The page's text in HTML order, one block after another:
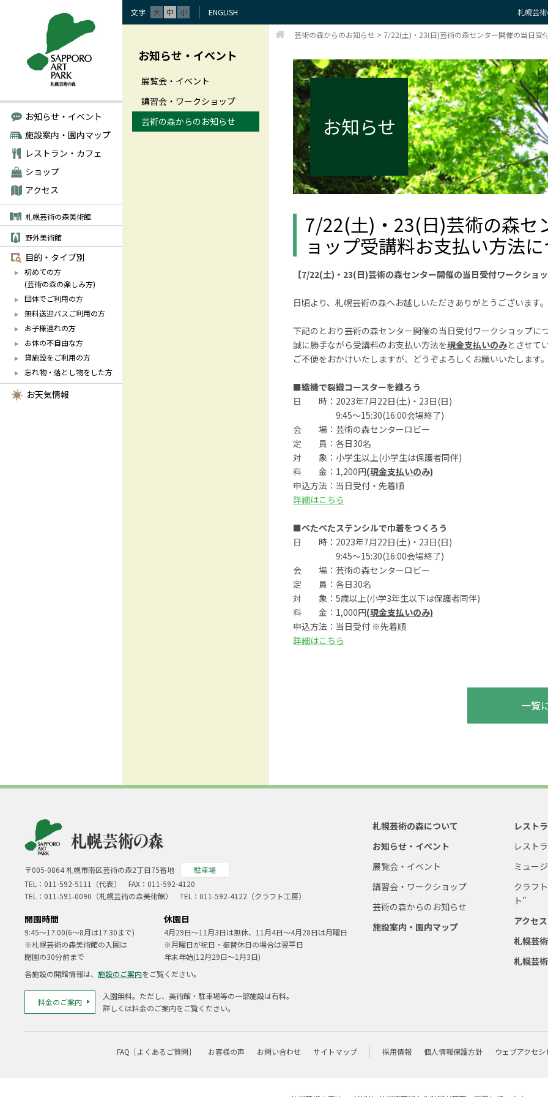
お知らせ・イベント
お知らせ・イベント
展覧会・イベント
講習会・ワークショップ
芸術の森からのお知らせ
施設案内・園内マップ
レストラン・カフェ
ショップ
アクセス
札幌芸術の森美術館
野外美術館
目的・タイプ別
初めての方
(芸術の森の楽しみ方)
団体でご利用の方
無料送迎バスご利用の方
お子様連れの方
お体の不自由な方
貸施設をご利用の方
忘れ物・落とし物をした方
お天気情報
文字 大 中 小 ENGLISH 札幌芸
芸術の森からのお知らせ > 7/22(土)・23(日)芸術の森センター開催の当日受
お知らせ
7/22(土)・23(日)芸術の森セ
ョップ受講料お支払い方法
【7/22(土)・23(日)芸術の森センター開催の当日受付ワークショ
日頃より、札幌芸術の森へお越しいただきありがとうございます。
下記のとおり芸術の森センター開催の当日受付ワークショップに
誠に勝手ながら受講料のお支払い方法を現金支払いのみとさせて
ご不便をおかけいたしますが、どうぞよろしくお願いいたします
■織機で裂織コースターを織ろう
日 時： 2023年7月22日(土) ・23日(日)
9:45～15:30(16:00会場終了)
会 場：芸術の森センターロビー
定 員：各日30名
対 象：小学生以上(小学生は保護者同伴)
料 金：1,200円(現金支払いのみ)
申込方法：当日受付・先着順
詳細はこちら
■ぺたぺたステンシルで巾着をつくろう
日 時： 2023年7月22日(土) ・23日(日)
9:45～15:30(16:00会場終了)
会 場：芸術の森センターロビー
定 員：各日30名
対 象：5歳以上(小学3年生以下は保護者同伴)
料 金：1,000円(現金支払いのみ)
申込方法：当日受付 ※先着順
詳細はこちら
一覧
〒005-0864 札幌市南区芸術の森2丁目75番地
駐車場
TEL： 011-592-5111（代表）
FAX：011-592-4120
TEL： 011-591-0090 （札幌芸術の森美術館） TEL： 011-592-4122 （クラフト工房）
開園時間
9:45～17:00(6～8月は17:30まで)
※札幌芸術の森美術館の入園は
閉園の30分前まで
休園日
4月29日～11月3日は無休、11月4日～4月28日は月曜日
※月曜日が祝日・振替休日の場合は翌平日
年末年始(12月29日～1月3日)
各施設の開館情報は、 施設のご案内をご覧ください。
料金のご案内
入園無料。ただし、美術館・駐車場等の一部施設は有料。
詳しくは料金のご案内をご覧ください。
札幌芸術の森について
お知らせ・イベント
展覧会・イベント
講習会・ワークショップ
芸術の森からのお知らせ
施設案内・園内マップ
レスト
レスト
ミュー
クラフ
ト”
アクセス
札幌芸
札幌芸
FAQ［よくあるご質問］ お客様の声 お問い合わせ サイトマップ 採用情報 個人情報保護方針 ウェブアクセ